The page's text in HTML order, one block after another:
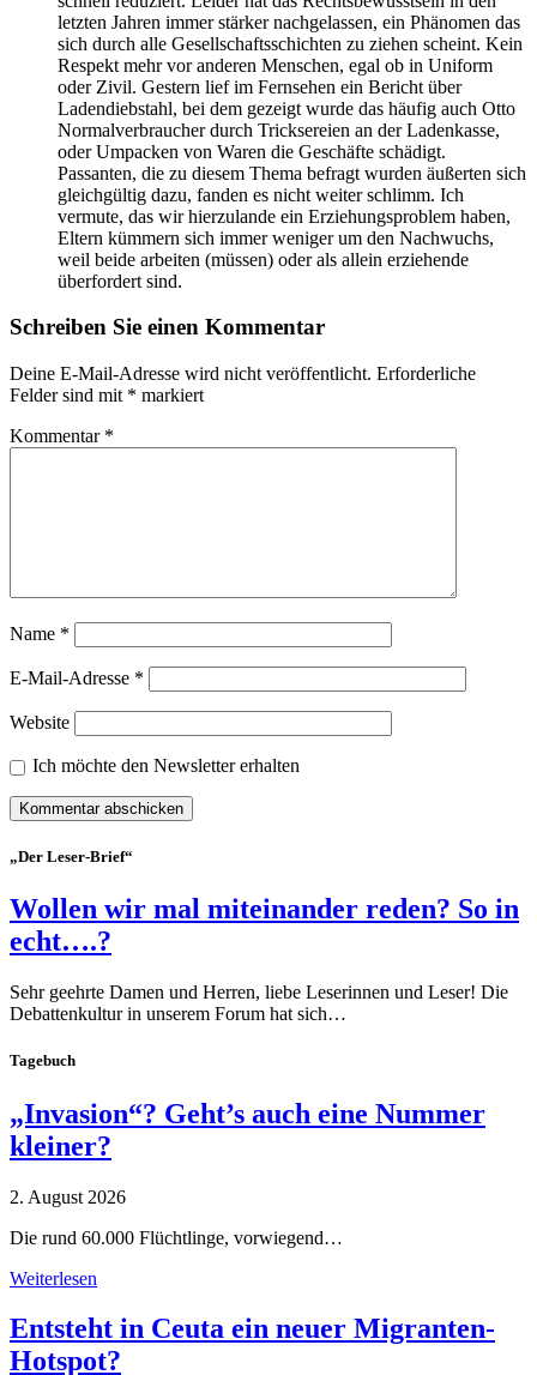
letzten Jahren immer stärker nachgelassen, ein Phänomen das
sich durch alle Gesellschaftsschichten zu ziehen scheint. Kein
Respekt mehr vor anderen Menschen, egal ob in Uniform
oder Zivil. Gestern lief im Fernsehen ein Bericht über
Ladendiebstahl, bei dem gezeigt wurde das häufig auch Otto
Normalverbraucher durch Tricksereien an der Ladenkasse,
oder Umpacken von Waren die Geschäfte schädigt.
Passanten, die zu diesem Thema befragt wurden äußerten sich
gleichgültig dazu, fanden es nicht weiter schlimm. Ich
vermute, das wir hierzulande ein Erziehungsproblem haben,
Eltern kümmern sich immer weniger um den Nachwuchs,
weil beide arbeiten (müssen) oder als allein erziehende
überfordert sind.
Schreiben Sie einen Kommentar
Deine E-Mail-Adresse wird nicht veröffentlicht. Erforderliche
Felder sind mit * markiert
Kommentar *
Name *
E-Mail-Adresse *
Website
Ich möchte den Newsletter erhalten
„Der Leser-Brief“
Wollen wir mal miteinander reden? So in
echt….?
Sehr geehrte Damen und Herren, liebe Leserinnen und Leser! Die
Debattenkultur in unserem Forum hat sich…
Tagebuch
„Invasion“? Geht’s auch eine Nummer
kleiner?
2. August 2026
Die rund 60.000 Flüchtlinge, vorwiegend…
Weiterlesen
Entsteht in Ceuta ein neuer Migranten-
Hotspot?